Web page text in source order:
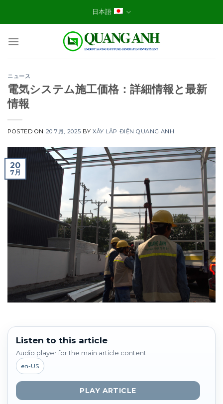
日本語
ニュース
電気システム施工価格：詳細情報と最新
情報
POSTED ON 20 7月, 2025 BYXÂY LẮP ĐIỆN QUANG ANH
20
7月
Listen to this article
Audio player for the main article content
en-US
PLAY ARTICLE